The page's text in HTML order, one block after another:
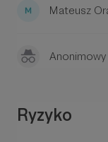
Mateusz
Ryzyko